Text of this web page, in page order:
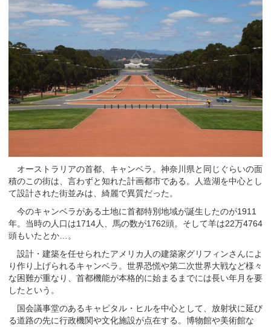
オーストラリアの首都、キャンベラ。神奈川県と同じぐらいの面
積のこの街は、言わずと知れた計画都市である。人造湖を中心とし
て設計された街並みは、綺麗で異質だった。
今のキャンベラがある土地に首都特別地域が誕生したのが1911
年。当時の人口は1714人、馬の数が1762頭。そして羊は22万4764
頭もいたとか…。
設計・建築を任せられたアメリカ人の建築家グリフィンさんによ
り作り上げられるキャンベラ。世界恐慌や第二次世界大戦など様々
な困難が重なり、首都機能が本格的に始まるまでには長い年月を要
したという。
国会議事堂のあるキャピタル・ヒルを中心として、放射状に延び
る道路の先に行政機関や文化施設が点在する。博物館や美術館な